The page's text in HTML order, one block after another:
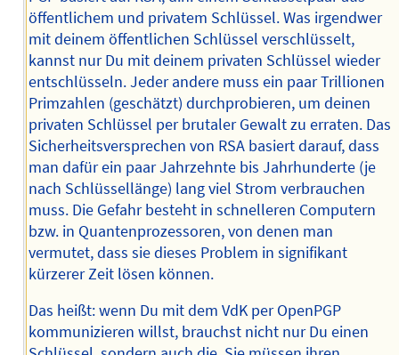
öffentlichem und privatem Schlüssel. Was irgendwer
mit deinem öffentlichen Schlüssel verschlüsselt,
kannst nur Du mit deinem privaten Schlüssel wieder
entschlüsseln. Jeder andere muss ein paar Trillionen
Primzahlen (geschätzt) durchprobieren, um deinen
privaten Schlüssel per brutaler Gewalt zu erraten. Das
Sicherheitsversprechen von RSA basiert darauf, dass
man dafür ein paar Jahrzehnte bis Jahrhunderte (je
nach Schlüssellänge) lang viel Strom verbrauchen
muss. Die Gefahr besteht in schnelleren Computern
bzw. in Quantenprozessoren, von denen man
vermutet, dass sie dieses Problem in signifikant
kürzerer Zeit lösen können.
Das heißt: wenn Du mit dem VdK per OpenPGP
kommunizieren willst, brauchst nicht nur Du einen